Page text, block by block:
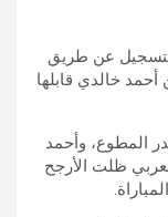
التسجيل عن طريق
أحمد خالدي قابلها
المطوع، وأحمد
ظلت الأرجح